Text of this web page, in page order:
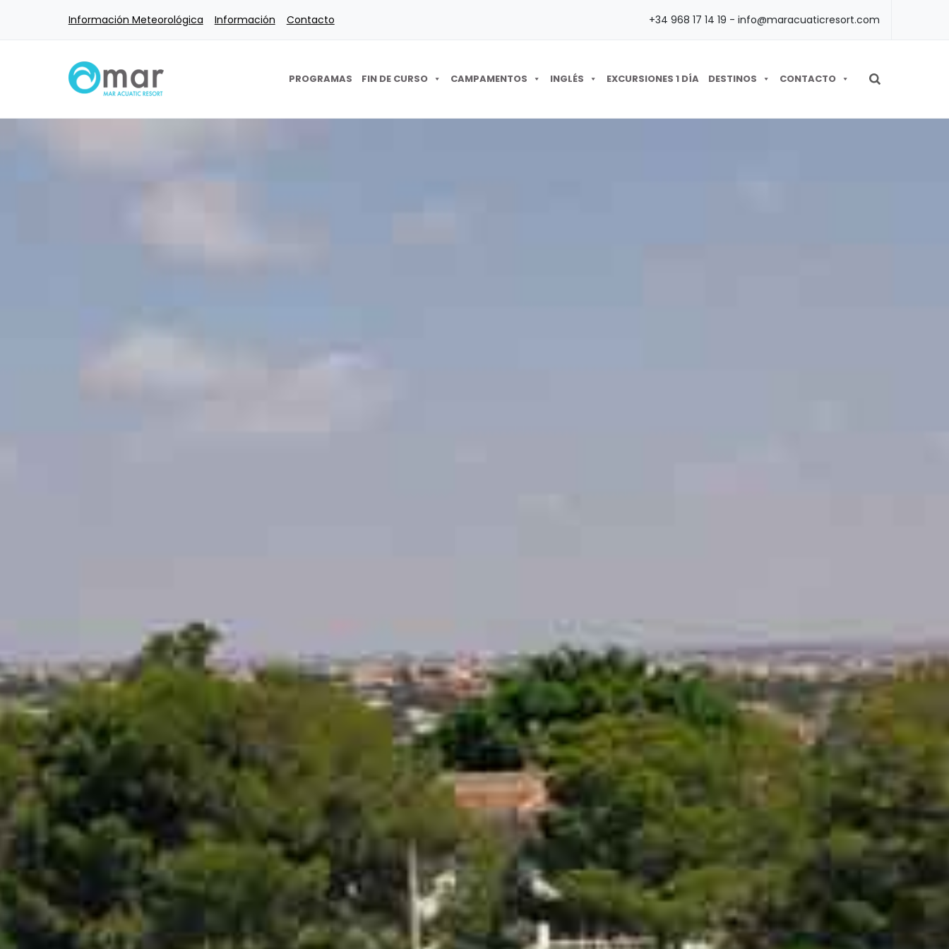
Información Meteorológica Información Contacto +34 968 17 14 19 - info@maracuaticresort.com
PROGRAMAS FIN DE CURSO CAMPAMENTOS INGLÉS EXCURSIONES 1 DÍA DESTINOS CONTACTO